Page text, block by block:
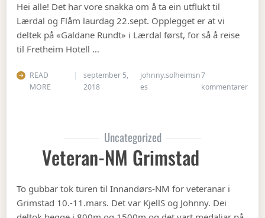
Hei alle! Det har vore snakka om å ta ein utflukt til
Lærdal og Flåm laurdag 22.sept. Opplegget er at vi
deltek på «Galdane Rundt» i Lærdal først, for så å reise
til Fretheim Hotell …
READ
MORE
september 5,
2018
johnny.solheimsn
es
7
kommentarertil
Uncategorized
Veteran-NM Grimstad
To gubbar tok turen til Innandørs-NM for veteranar i
Grimstad 10.-11.mars. Det var KjellS og Johnny. Dei